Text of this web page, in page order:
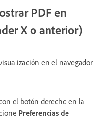
PDF en
X o anterior)
en el navegador
el botón derecho en la
Preferencias de